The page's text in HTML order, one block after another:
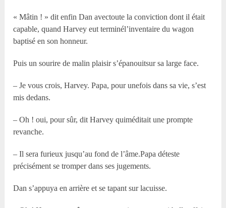
« Mâtin ! » dit enfin Dan avectoute la conviction dont il était
capable, quand Harvey eut terminél’inventaire du wagon
baptisé en son honneur.
Puis un sourire de malin plaisir s’épanouitsur sa large face.
– Je vous crois, Harvey. Papa, pour unefois dans sa vie, s’est
mis dedans.
– Oh ! oui, pour sûr, dit Harvey quiméditait une prompte
revanche.
– Il sera furieux jusqu’au fond de l’âme.Papa déteste
précisément se tromper dans ses jugements.
Dan s’appuya en arrière et se tapant sur lacuisse.